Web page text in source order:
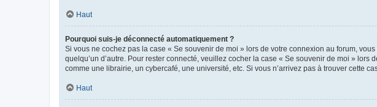
Haut
Pourquoi suis-je déconnecté automatiquement ?
Si vous ne cochez pas la case « Se souvenir de moi » lors de votre connexion au forum,
quelqu’un d’autre. Pour rester connecté, veuillez cocher la case « Se souvenir de moi »
comme une librairie, un cybercafé, une université, etc. Si vous n’arrivez pas à trouver cette
Haut